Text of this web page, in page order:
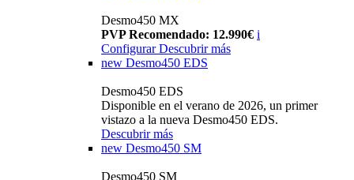
Desmo450 MX
PVP Recomendado: 12.990€ i
Configurar Descubrir más
new Desmo450 EDS
Desmo450 EDS
Disponible en el verano de 2026, un primer
vistazo a la nueva Desmo450 EDS.
Descubrir más
new Desmo450 SM
Desmo450 SM